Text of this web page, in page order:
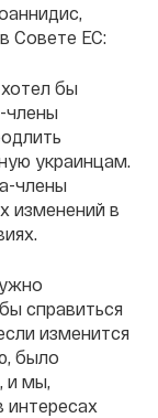
Совете ЕС:
бы
члены
украинцам.
члены
изменений в
справиться
изменится
было
и мы,
интересах